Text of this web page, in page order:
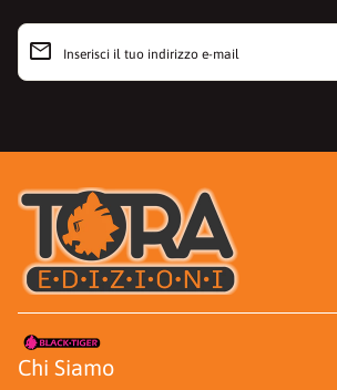
Inserisci il tuo indirizzo e-mail
email
Casa
Casa
Chi Siamo